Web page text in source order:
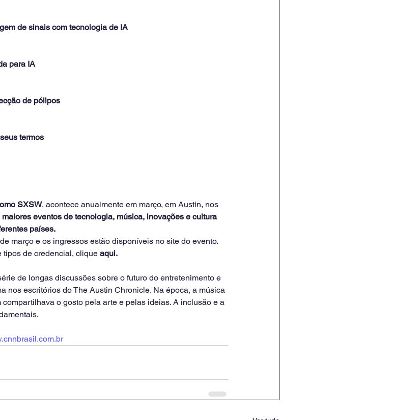
de sinais com tecnologia de IA
para IA
de pólipos
termos
SXSW, acontece anualmente em março, em Austin, nos
maiores eventos de tecnologia, música, inovações e cultura
países.
março e os ingressos estão disponíveis no site do evento.
tipos de credencial, clique aqui.
de longas discussões sobre o futuro do entretenimento e
nos escritórios do The Austin Chronicle. Na época, a música
o gosto pela arte e pelas ideias. A inclusão e a